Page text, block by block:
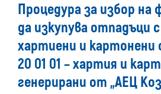
Процедура за избор на
да изкупува отпадъци с
хартиени и картонени
20 01 01 – хартия и
генерирани от „АЕЦ